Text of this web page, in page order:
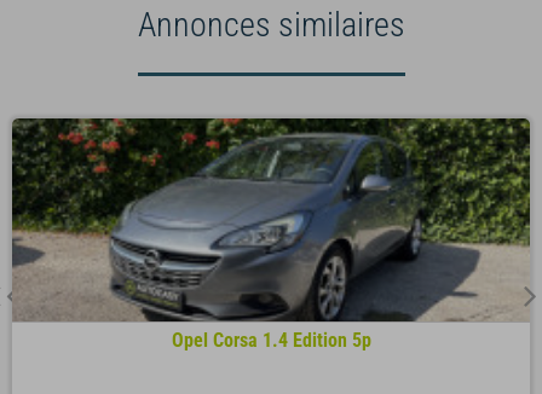
Annonces similaires
Opel Corsa 1.4 Edition 5p